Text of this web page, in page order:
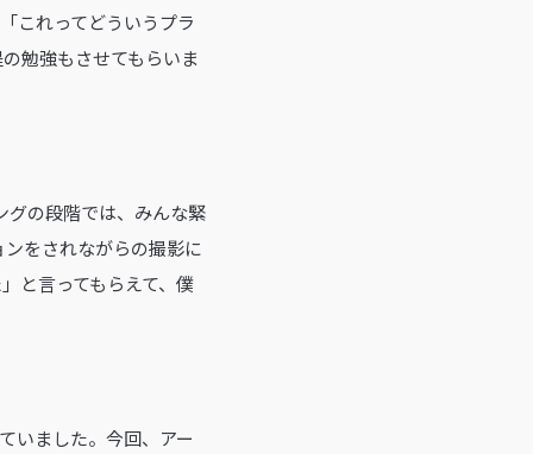
これってどういうプラ
勉強もさせてもらいま
の段階では、みんな緊
をされながらの撮影に
と言ってもらえて、僕
いました。今回、アー